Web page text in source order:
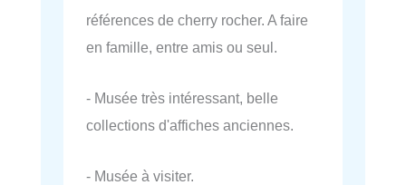
références de cherry rocher. A faire
en famille, entre amis ou seul.
- Musée très intéressant, belle
collections d'affiches anciennes.
- Musée à visiter.